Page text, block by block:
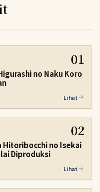
01
no Naku Koro
Lihat
02
Hitoribocchi no Isekai
Diproduksi
Lihat